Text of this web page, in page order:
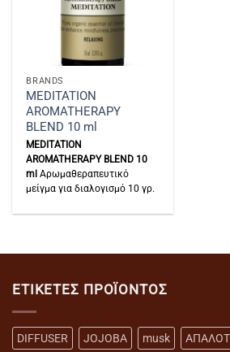
BRANDS
MEDITATION
AROMATHERAPY
BLEND 10 ml
MEDITATION
AROMATHERAPY BLEND 10
ml Αρωμαθεραπευτικό
μείγμα για διαλογισμό 10 γρ.
ΕΤΙΚΈΤΕΣ ΠΡΟΪΌΝΤΟΣ
DIFFUSER JOJOBA musk